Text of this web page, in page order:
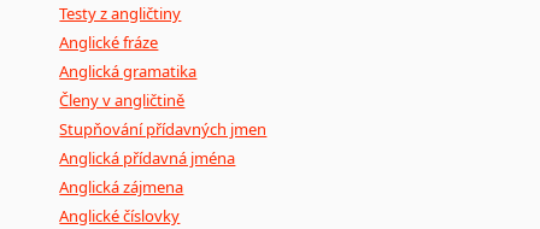
Testy z angličtiny
Anglické fráze
Anglická gramatika
Členy v angličtině
Stupňování přídavných jmen
Anglická přídavná jména
Anglická zájmena
Anglické číslovky